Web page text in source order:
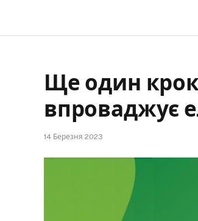
Ще один
впроваджує
14 Березня 2023